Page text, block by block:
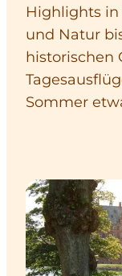
Highlights in
und Natur
historischen
Sommer